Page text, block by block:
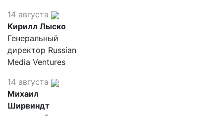
14 августа
Кирилл Лыско
Генеральный
директор Russian
Media Ventures
14 августа
Михаил
Ширвиндт